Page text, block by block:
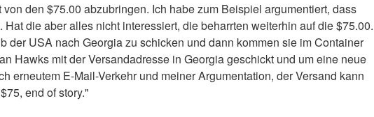
den $75.00 abzubringen. Ich habe zum Beispiel argumentiert, dass
die aber alles nicht interessiert, die beharrten weiterhin auf die $75.00.
USA nach Georgia zu schicken und dann kommen sie im Container
Hawks mit der Versandadresse in Georgia geschickt und um eine neue
erneutem E-Mail-Verkehr und meiner Argumentation, der Versand kann
end of story."